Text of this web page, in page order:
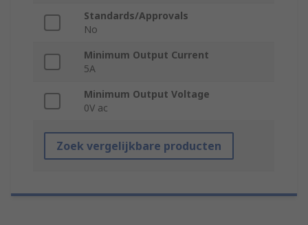
Standards/Approvals
No
Minimum Output Current
5A
Minimum Output Voltage
0V ac
Zoek vergelijkbare producten